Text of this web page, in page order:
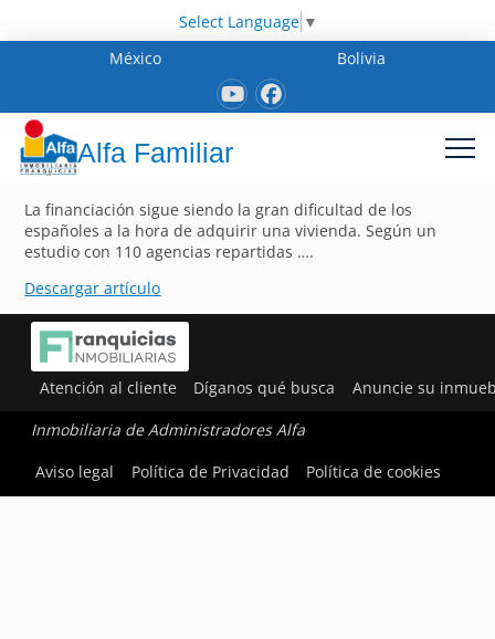
Select Language ▼
México
Bolivia
Alfa Familiar
La financiación sigue siendo la gran dificultad de los
españoles a la hora de adquirir una vivienda. Según un
estudio con 110 agencias repartidas ….
Descargar artículo
Atención al cliente Díganos qué busca Anuncie su
Inmobiliaria de Administradores Alfa
Aviso legal
Política de Privacidad Política de cookies